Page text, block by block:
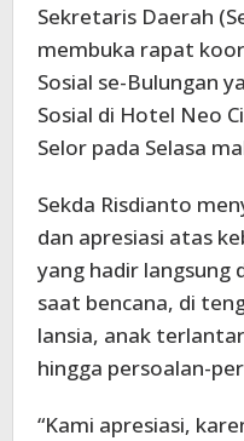
Sekretaris Daerah
membuka rapat
Sosial se-Bulungan
Sosial di Hotel Neo
Selor pada Selasa
Sekda Risdianto
dan apresiasi atas
yang hadir langsung
saat bencana, di
lansia, anak
hingga persoalan-
“Kami apresiasi,